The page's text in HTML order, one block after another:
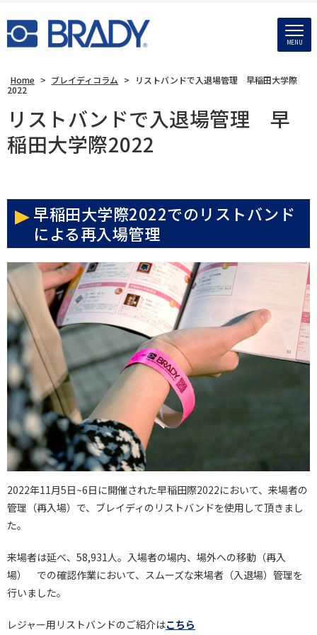
MENU
Home > ブレイディコラム >
リストバンドで入退場管理 早稲田大学際
2022
リストバンドで入退場管理 早
稲田大学際2022
早稲田大学際2022でのリストバンド
による再入場管理
2022年11月5日~6日に開催された早稲田際2022において、来場者の
管理（再入場）で、ブレイディのリストバンドを使用して頂きまし
た。
来場者は延べ、58,931人。入場者の場内、場外への移動（再入
場） での確認作業において、スムーズな来場者（入退場）管理を
行いました。
レジャー用リストバンドのご紹介はこちら